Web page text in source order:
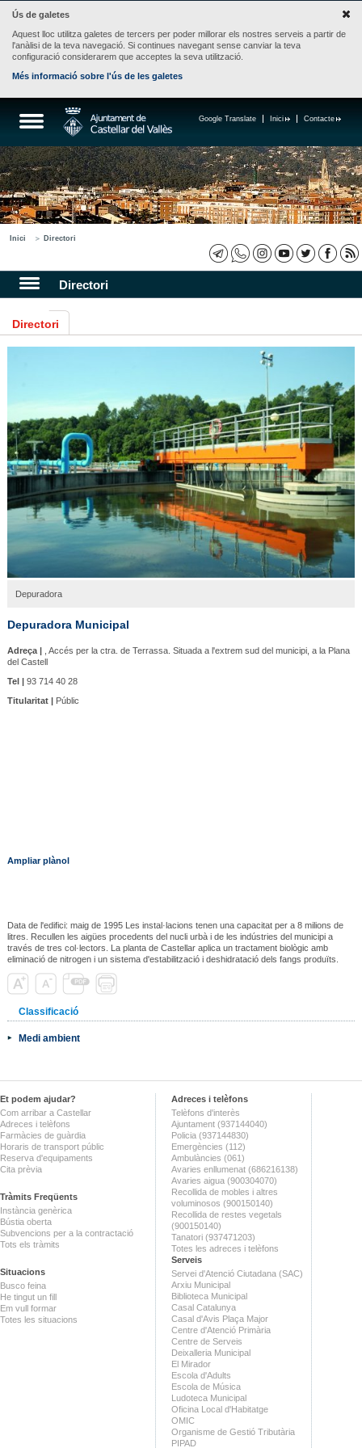
Ús de galetes
Aquest lloc utilitza galetes de tercers per poder millorar els nostres serveis a partir de
l'anàlisi de la teva navegació. Si continues navegant sense canviar la teva
configuració considerarem que acceptes la seva utilització.
Més informació sobre l'ús de les galetes
Contacte
Inici
Google Translate
Inici Directori
Directori
Directori
Depuradora
Depuradora Municipal
Adreça |, Accés per la ctra. de Terrassa. Situada a l'extrem sud del municipi, a la Plana
del Castell
Tel |93 714 40 28
Titularitat |Públic
Ampliar plànol
Data de l'edifici: maig de 1995 Les instal·lacions tenen una capacitat per a 8 milions de
litres. Recullen les aigües procedents del nucli urbà i de les indústries del municipi a
través de tres col·lectors. La planta de Castellar aplica un tractament biològic amb
eliminació de nitrogen i un sistema d'estabilització i deshidratació dels fangs produïts.
Classificació
Medi ambient
Et podem ajudar?
Com arribar a Castellar
Adreces i telèfons
Farmàcies de guàrdia
Horaris de transport públic
Reserva d'equipaments
Cita prèvia
Tràmits Freqüents
Instància genèrica
Bústia oberta
Subvencions per a la contractació
Tots els tràmits
Situacions
Busco feina
He tingut un fill
Em vull formar
Totes les situacions
Adreces i telèfons
Telèfons d'interès
Ajuntament (937144040)
Policia (937144830)
Emergències (112)
Ambulàncies (061)
Avaries enllumenat (686216138)
Avaries aigua (900304070)
Recollida de mobles i altres
voluminosos (900150140)
Recollida de restes vegetals
(900150140)
Tanatori (937471203)
Totes les adreces i telèfons
Serveis
Servei d'Atenció Ciutadana (SAC)
Arxiu Municipal
Biblioteca Municipal
Casal Catalunya
Casal d'Avis Plaça Major
Centre d'Atenció Primària
Centre de Serveis
Deixalleria Municipal
El Mirador
Escola d'Adults
Escola de Música
Ludoteca Municipal
Oficina Local d'Habitatge
OMIC
Organisme de Gestió Tributària
PIPAD